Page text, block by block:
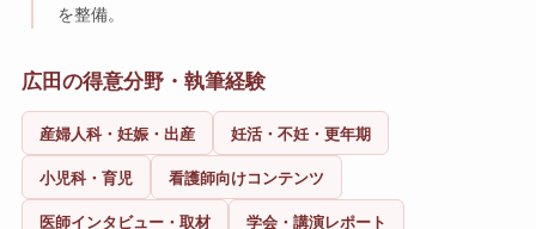
を整備。
広田の得意分野・執筆経験
産婦人科・妊娠・出産
妊活・不妊・更年期
小児科・育児
看護師向けコンテンツ
医師インタビュー・取材
学会・講演レポート